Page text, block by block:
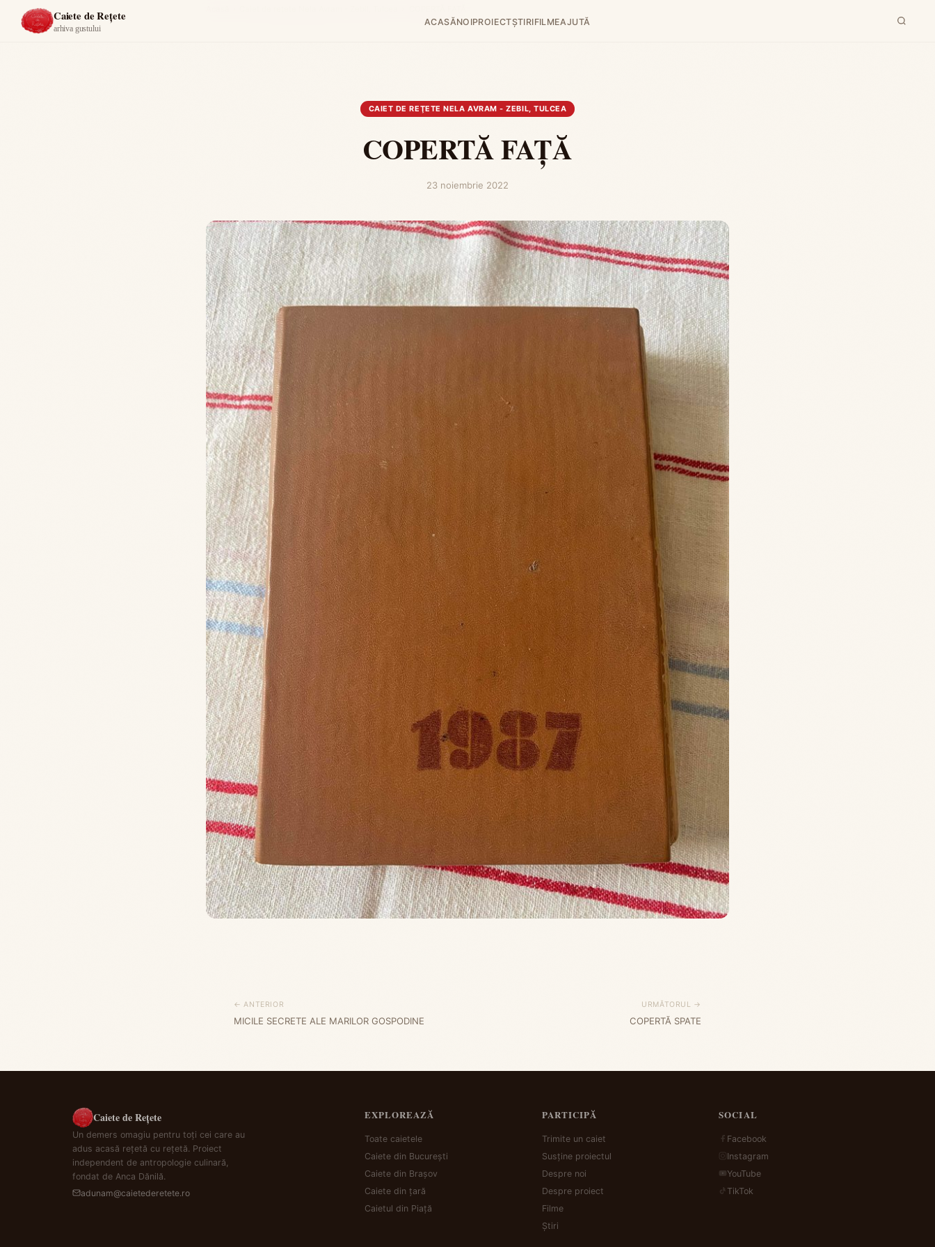
Caiete de Rețete
arhiva gustului
ACASĂNOIPROIECTȘTIRIFILMEAJUTĂ
CAIET DE REŢETE NELA AVRAM - ZEBIL, TULCEA
COPERTĂ FAŢĂ
23 noiembrie 2022
← ANTERIOR
MICILE SECRETE ALE MARILOR GOSPODINE
URMĂTORUL →
COPERTĂ SPATE
Caiete de Rețete
Un demers omagiu pentru toți cei care au
adus acasă rețetă cu rețetă. Proiect
independent de antropologie culinară,
fondat de Anca Dănilă.
adunam@caietederetete.ro
EXPLOREAZĂ
Toate caietele
Caiete din București
Caiete din Brașov
Caiete din țară
Caietul din Piață
PARTICIPĂ
Trimite un caiet
Susține proiectul
Despre noi
Despre proiect
Filme
Știri
SOCIAL
Facebook
Instagram
YouTube
TikTok